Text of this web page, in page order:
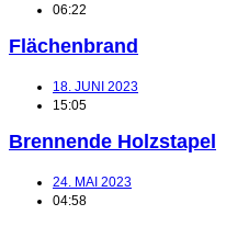
06:22
Flächenbrand
18. JUNI 2023
15:05
Brennende Holzstapel
24. MAI 2023
04:58